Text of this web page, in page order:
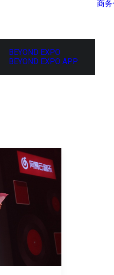
BEYOND EXPO
BEYOND EXPO APP
商